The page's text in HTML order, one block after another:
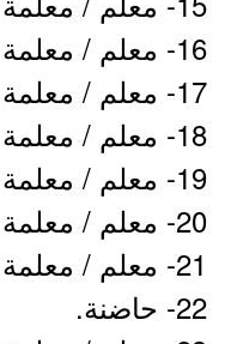
16- معلم / معلمة علوم.
17- معلم / معلمة انجليزي.
18- معلم / معلمة حاسب آلي.
19- معلم / معلمة فيزياء.
20- معلم / معلمة كيمياء.
21- معلم / معلمة احياء.
22- حاضنة.